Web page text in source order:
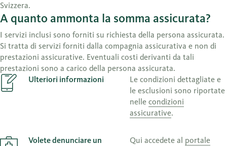
Svizzera.
A quanto ammonta la somma assicurata?
I servizi inclusi sono forniti su richiesta della persona assicurata.
Si tratta di servizi forniti dalla compagnia assicurativa e non di
prestazioni assicurative. Eventuali costi derivanti da tali
prestazioni sono a carico della persona assicurata.
Ulteriori informazioni
Le condizioni dettagliate e
le esclusioni sono riportate
nelle condizioni
assicurative.
Volete denunciare un
Qui accedete al portale